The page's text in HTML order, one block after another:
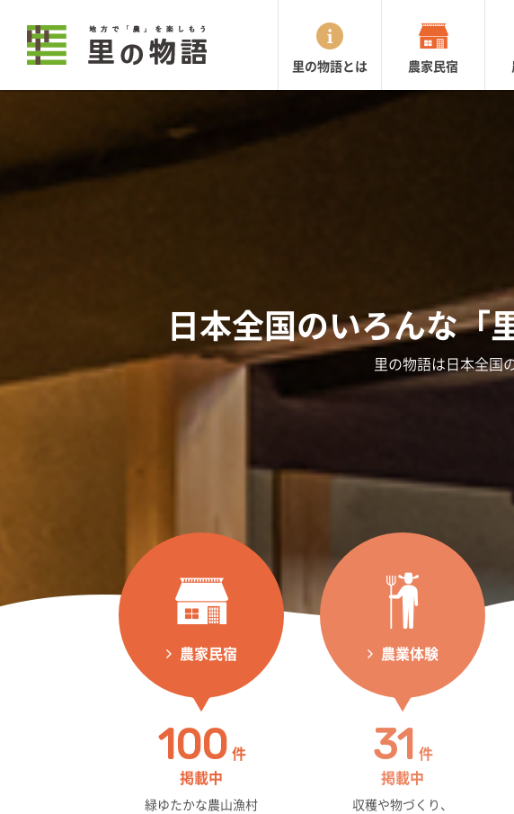
里の物語とは 農家民宿
日本全国のいろんな「
里の物語は日本全国
農家民宿
100 件
掲載中
緑ゆたかな農山漁村
農業体験
31 件
掲載中
収穫や物づくり、